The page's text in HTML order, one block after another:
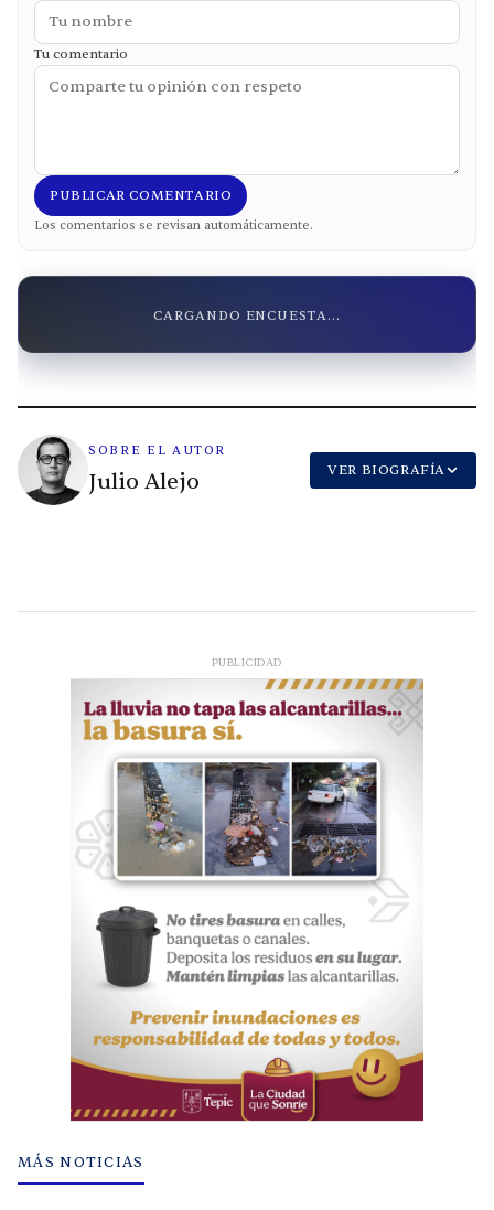
Tu comentario
PUBLICAR COMENTARIO
Los comentarios se revisan automáticamente.
CARGANDO ENCUESTA...
SOBRE EL AUTOR
Julio Alejo VER BIOGRAFÍA
PUBLICIDAD
MÁS NOTICIAS